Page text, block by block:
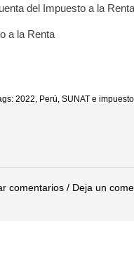
del Impuesto a la
a la Renta
2022 Perú SUNAT e
comentarios / Deja un